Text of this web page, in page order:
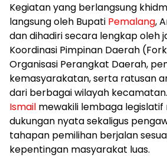
Kegiatan yang berlangsung
langsung oleh Bupati Pemalang,
dan dihadiri secara lengkap oleh
Koordinasi Pimpinan Daerah
Organisasi Perangkat Daerah,
kemasyarakatan, serta ratusan
dari berbagai wilayah
Ismail mewakili lembaga
dukungan nyata sekaligus
tahapan pemilihan berjalan
kepentingan masyarakat luas.